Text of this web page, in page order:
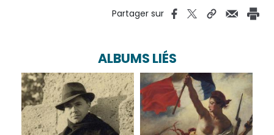
Partager sur
ALBUMS LIÉS